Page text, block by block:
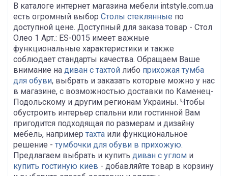
В каталоге интернет магазина мебели intstyle.com.ua
есть огромный выбор Столы стеклянные по
доступной цене. Доступный для заказа товар - Стол
Олео 1 Арт.: ES-0015 имеет важные
функциональные характеристики и также
соблюдает стандарты качества. Обращаем Ваше
внимание на диван с тахтой либо прихожая тумба
для обуви, выбрать и заказать которые можно у нас
в магазине, с возможностью доставки по Каменец-
Подольскому и другим регионам Украины. Чтобы
обустроить интерьер спальни или гостинной Вам
пригодится подходящая по размерам и дизайну
мебель, например тахта или функциональное
решение - тумбочки для обуви в прихожую.
Предлагаем выбрать и купить диван с углом и
купить гостиную киев - добавляйте товар в корзину